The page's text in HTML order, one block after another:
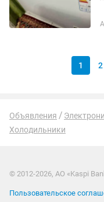
1 2
Объявления
Холодильники
© 2012-2026, АО «Kaspi
Пользовательское